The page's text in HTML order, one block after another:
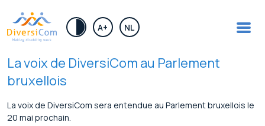
A+ NL
La voix de DiversiCom au Parlement
bruxellois
La voix de DiversiCom sera entendue au Parlement bruxellois le
20 mai prochain.